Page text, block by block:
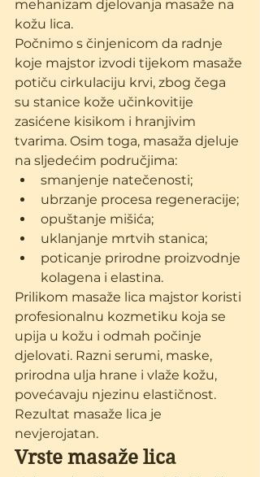
mehanizam djelovanja masaže na
kožu lica.
Počnimo s činjenicom da radnje
koje majstor izvodi tijekom masaže
potiču cirkulaciju krvi, zbog čega
su stanice kože učinkovitije
zasićene kisikom i hranjivim
tvarima. Osim toga, masaža djeluje
na sljedećim područjima:
smanjenje natečenosti;
ubrzanje procesa regeneracije;
opuštanje mišića;
uklanjanje mrtvih stanica;
poticanje prirodne proizvodnje
kolagena i elastina.
Prilikom masaže lica majstor koristi
profesionalnu kozmetiku koja se
upija u kožu i odmah počinje
djelovati. Razni serumi, maske,
prirodna ulja hrane i vlaže kožu,
povećavaju njezinu elastičnost.
Rezultat masaže lica je
nevjerojatan.
Vrste masaže lica